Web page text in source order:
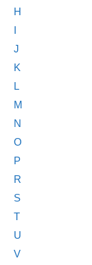
H
I
J
K
L
M
N
O
P
R
S
T
U
V